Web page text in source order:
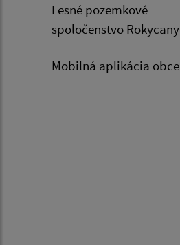
Lesné pozemkové
spoločenstvo Rokycany
Mobilná aplikácia obce